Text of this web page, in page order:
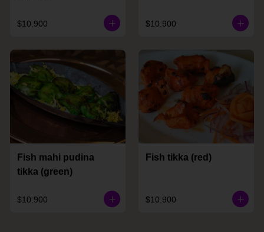
$10.900 $10.900
Fish mahi pudina
tikka (green)
$10.900
Fish tikka (red)
$10.900